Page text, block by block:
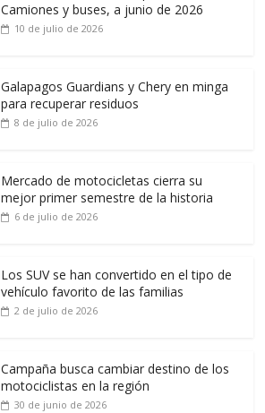
Camiones y buses, a junio de 2026
10 de julio de 2026
Galapagos Guardians y Chery en minga
para recuperar residuos
8 de julio de 2026
Mercado de motocicletas cierra su
mejor primer semestre de la historia
6 de julio de 2026
Los SUV se han convertido en el tipo de
vehículo favorito de las familias
2 de julio de 2026
Campaña busca cambiar destino de los
motociclistas en la región
30 de junio de 2026